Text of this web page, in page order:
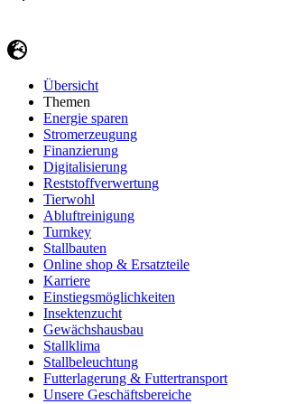
Übersicht
Themen
Energie sparen
Stromerzeugung
Finanzierung
Digitalisierung
Reststoffverwertung
Tierwohl
Abluftreinigung
Turnkey
Stallbauten
Online shop & Ersatzteile
Karriere
Einstiegsmöglichkeiten
Insektenzucht
Gewächshausbau
Stallklima
Stallbeleuchtung
Futterlagerung & Futtertransport
Unsere Geschäftsbereiche